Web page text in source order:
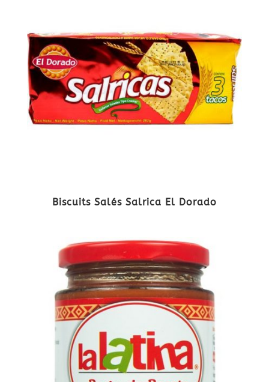
Biscuits Salés Salrica El Dorado